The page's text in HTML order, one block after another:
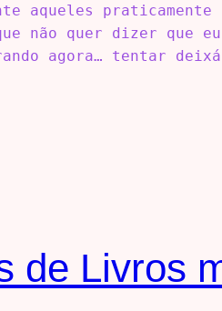
aqueles praticamente
não quer dizer que eu
agora… tentar
de Livros